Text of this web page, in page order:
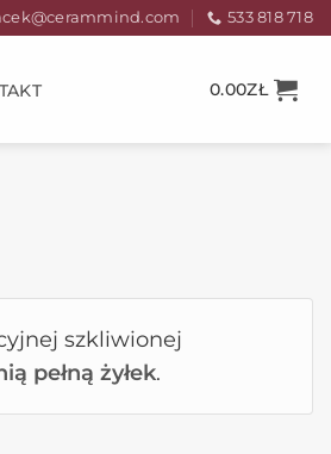
533 818 718
0.00ZŁ
szkliwionej
pełną żyłek.